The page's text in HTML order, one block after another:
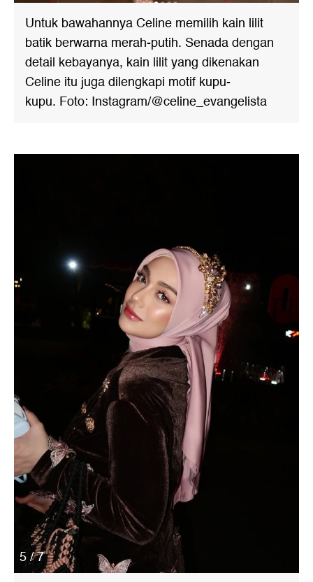
Untuk bawahannya Celine memilih kain lilit
batik berwarna merah-putih. Senada dengan
detail kebayanya, kain lilit yang dikenakan
Celine itu juga dilengkapi motif kupu-
kupu. Foto: Instagram/@celine_evangelista
5 / 7